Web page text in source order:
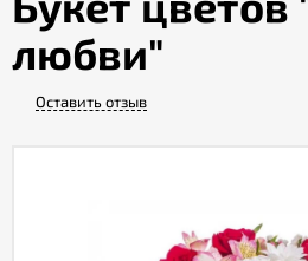
Гарантии
любви"
Оставить отзыв